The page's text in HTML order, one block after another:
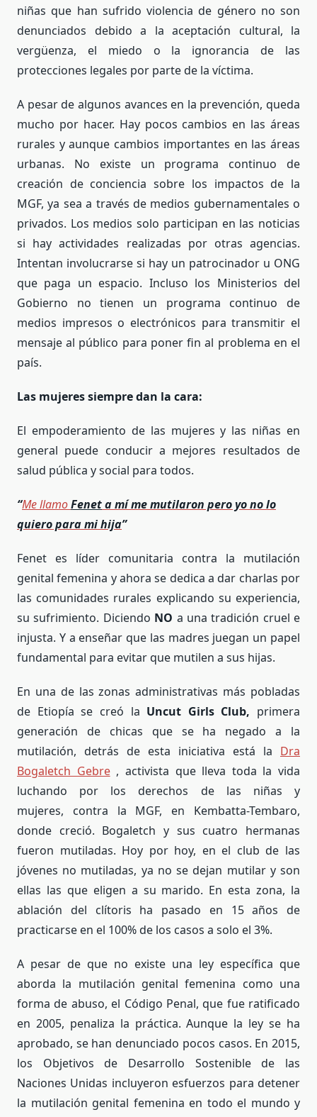
niñas que han sufrido violencia de género no son
denunciados debido a la aceptación cultural, la
vergüenza, el miedo o la ignorancia de las
protecciones legales por parte de la víctima.
A pesar de algunos avances en la prevención, queda
mucho por hacer. Hay pocos cambios en las áreas
rurales y aunque cambios importantes en las áreas
urbanas. No existe un programa continuo de
creación de conciencia sobre los impactos de la
MGF, ya sea a través de medios gubernamentales o
privados. Los medios solo participan en las noticias
si hay actividades realizadas por otras agencias.
Intentan involucrarse si hay un patrocinador u ONG
que paga un espacio. Incluso los Ministerios del
Gobierno no tienen un programa continuo de
medios impresos o electrónicos para transmitir el
mensaje al público para poner fin al problema en el
país.
Las mujeres siempre dan la cara:
El empoderamiento de las mujeres y las niñas en
general puede conducir a mejores resultados de
salud pública y social para todos.
“Me llamoFeneta míme mutilaron pero yo no lo
quiero para mi hija”
Fenet es líder comunitaria contra la mutilación
genital femenina y ahora se dedica a dar charlas por
las comunidades rurales explicando su experiencia,
su sufrimiento. Diciendo NO a una tradición cruel e
injusta. Y a enseñar que las madres juegan un papel
fundamental para evitar que mutilen a sus hijas.
En una de las zonas administrativas más pobladas
de Etiopía se creó la Uncut Girls Club, primera
generación de chicas que se ha negado a la
mutilación, detrás de esta iniciativa está la Dra
Bogaletch Gebre , activista que lleva toda la vida
luchando por los derechos de las niñas y
mujeres, contra la MGF, en Kembatta-Tembaro,
donde creció. Bogaletch y sus cuatro hermanas
fueron mutiladas. Hoy por hoy, en el club de las
jóvenes no mutiladas, ya no se dejan mutilar y son
ellas las que eligen a su marido. En esta zona, la
ablación del clítoris ha pasado en 15 años de
practicarse en el 100% de los casos a solo el 3%.
A pesar de que no existe una ley específica que
aborda la mutilación genital femenina como una
forma de abuso, el Código Penal, que fue ratificado
en 2005, penaliza la práctica. Aunque la ley se ha
aprobado, se han denunciado pocos casos. En 2015,
los Objetivos de Desarrollo Sostenible de las
Naciones Unidas incluyeron esfuerzos para detener
la mutilación genital femenina en todo el mundo y